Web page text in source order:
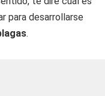
para desarrollarse
.